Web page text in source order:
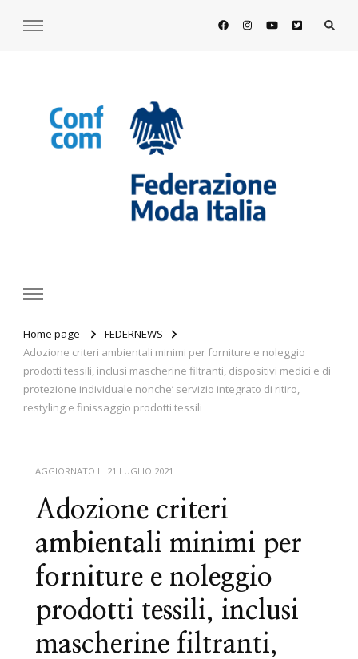
Home page
FEDERNEWS
Adozione criteri ambientali minimi per forniture e noleggio
prodotti tessili, inclusi mascherine filtranti, dispositivi medici e di
protezione individuale nonche’ servizio integrato di ritiro,
restyling e finissaggio prodotti tessili
AGGIORNATO IL 21 LUGLIO 2021
Adozione criteri
ambientali minimi per
forniture e noleggio
prodotti tessili, inclusi
mascherine filtranti,